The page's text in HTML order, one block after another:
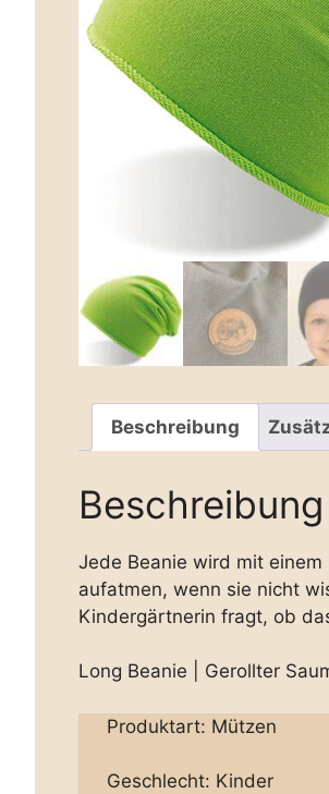
Beschreibung
Beschreibung
Jede Beanie wird mit
aufatmen, wenn sie nicht
Kindergärtnerin fragt, ob
Long Beanie | Gerollter
Produktart: Mützen
Geschlecht: Kinder